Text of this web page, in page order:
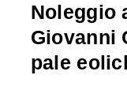
Noleggio
Giovanni
pale